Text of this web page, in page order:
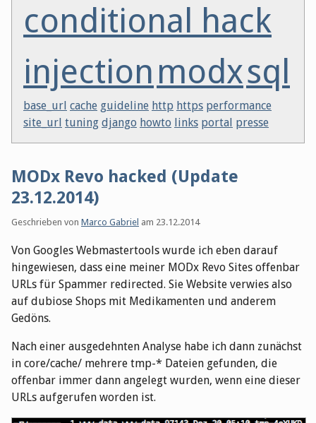
conditional hack
injectionmodxsql
base_url cache guideline http https performance
site_url tuning django howto links portal presse
MODx Revo hacked (Update
23.12.2014)
Geschrieben von Marco Gabriel am 23.12.2014
Von Googles Webmastertools wurde ich eben darauf
hingewiesen, dass eine meiner MODx Revo Sites offenbar
URLs für Spammer redirected. Sie Website verwies also
auf dubiose Shops mit Medikamenten und anderem
Gedöns.
Nach einer ausgedehnten Analyse habe ich dann zunächst
in core/cache/ mehrere tmp-* Dateien gefunden, die
offenbar immer dann angelegt wurden, wenn eine dieser
URLs aufgerufen worden ist.